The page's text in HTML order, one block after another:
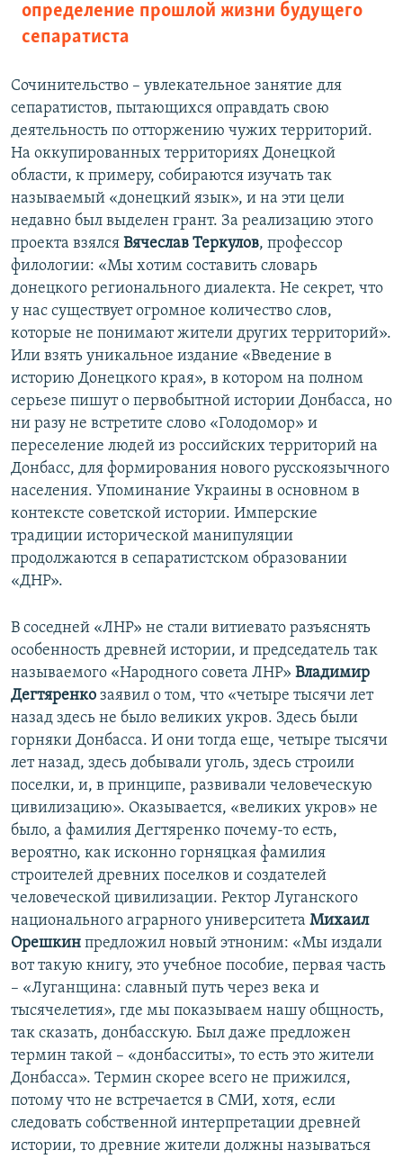
определение прошлой жизни будущего
сепаратиста
Сочинительство – увлекательное занятие для
сепаратистов, пытающихся оправдать свою
деятельность по отторжению чужих территорий.
На оккупированных территориях Донецкой
области, к примеру, собираются изучать так
называемый «донецкий язык», и на эти цели
недавно был выделен грант. За реализацию этого
проекта взялся Вячеслав Теркулов, профессор
филологии: «Мы хотим составить словарь
донецкого регионального диалекта. Не секрет, что
у нас существует огромное количество слов,
которые не понимают жители других территорий».
Или взять уникальное издание «Введение в
историю Донецкого края», в котором на полном
серьезе пишут о первобытной истории Донбасса, но
ни разу не встретите слово «Голодомор» и
переселение людей из российских территорий на
Донбасс, для формирования нового русскоязычного
населения. Упоминание Украины в основном в
контексте советской истории. Имперские
традиции исторической манипуляции
продолжаются в сепаратистском образовании
«ДНР».
В соседней «ЛНР» не стали витиевато разъяснять
особенность древней истории, и председатель так
называемого «Народного совета ЛНР» Владимир
Дегтяренко заявил о том, что «четыре тысячи лет
назад здесь не было великих укров. Здесь были
горняки Донбасса. И они тогда еще, четыре тысячи
лет назад, здесь добывали уголь, здесь строили
поселки, и, в принципе, развивали человеческую
цивилизацию». Оказывается, «великих укров» не
было, а фамилия Дегтяренко почему-то есть,
вероятно, как исконно горняцкая фамилия
строителей древних поселков и создателей
человеческой цивилизации. Ректор Луганского
национального аграрного университета Михаил
Орешкин предложил новый этноним: «Мы издали
вот такую книгу, это учебное пособие, первая часть
– «Луганщина: славный путь через века и
тысячелетия», где мы показываем нашу общность,
так сказать, донбасскую. Был даже предложен
термин такой – «донбасситы», то есть это жители
Донбасса». Термин скорее всего не прижился,
потому что не встречается в СМИ, хотя, если
следовать собственной интерпретации древней
истории, то древние жители должны называться